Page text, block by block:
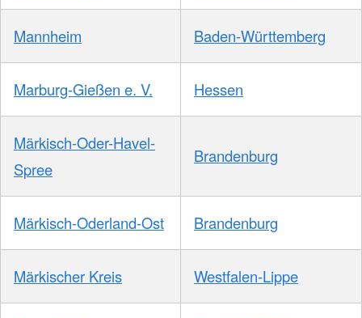
Mannheim Baden-Württemberg
Marburg-Gießen e. V. Hessen
Märkisch-Oder-Havel-
Spree
Brandenburg
Märkisch-Oderland-Ost Brandenburg
Märkischer Kreis Westfalen-Lippe